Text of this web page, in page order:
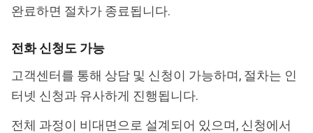
완료하면 절차가 종료됩니다.
전화 신청도 가능
고객센터를 통해 상담 및 신청이 가능하며, 절차는 인
터넷 신청과 유사하게 진행됩니다.
전체 과정이 비대면으로 설계되어 있으며, 신청에서